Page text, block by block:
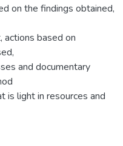
on the findings obtained,
actions based on
and documentary
is light in resources and